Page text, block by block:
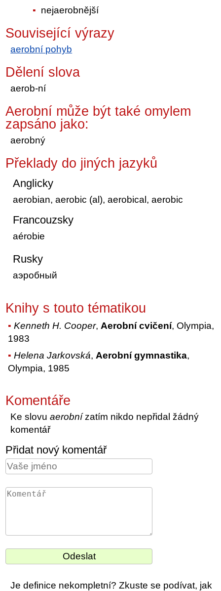
nejaerobnější
Související výrazy
aerobní pohyb
Dělení slova
aerob-ní
Aerobní může být také omylem
zapsáno jako:
aerobný
Překlady do jiných jazyků
Anglicky
aerobian, aerobic (al), aerobical, aerobic
Francouzsky
aérobie
Rusky
аэробный
Knihy s touto tématikou
Kenneth H. Cooper, Aerobní cvičení, Olympia,
1983
Helena Jarkovská, Aerobní gymnastika,
Olympia, 1985
Komentáře
Ke slovuaerobnízatím nikdo nepřidal žádný
komentář
Přidat nový komentář
Je definice nekompletní? Zkuste se podívat, jak